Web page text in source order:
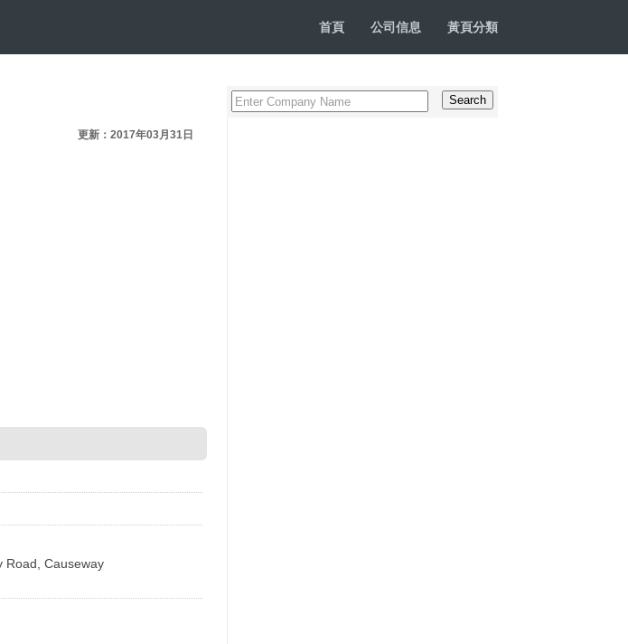
首頁 公司信息 黃頁分類
更新：2017年03月31日
Road, Causeway